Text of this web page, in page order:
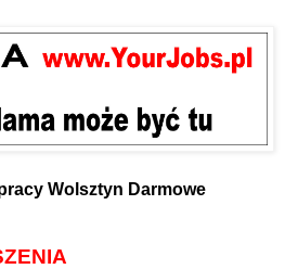
Wolsztyn Darmowe